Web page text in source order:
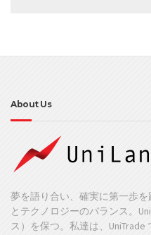
About Us
夢を語り合い、確実に第一歩
とテクノロジーのバランス。
ス）を保つ。私達は、UniTrade